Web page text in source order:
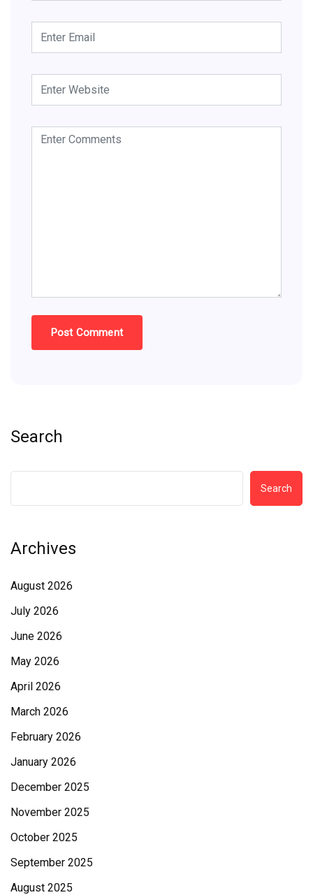
Search
Search
Archives
August 2026
July 2026
June 2026
May 2026
April 2026
March 2026
February 2026
January 2026
December 2025
November 2025
October 2025
September 2025
August 2025